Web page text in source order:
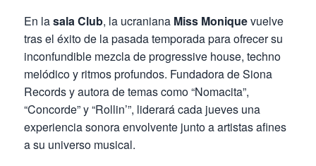
En lasala Club, la ucraniana Miss Moniquevuelve
tras el éxito de la pasada temporada para ofrecer su
inconfundible mezcla de progressive house, techno
melódico y ritmos profundos. Fundadora de Siona
Records y autora de temas como “Nomacita”,
“Concorde” y “Rollin’”, liderará cada jueves una
experiencia sonora envolvente junto a artistas afines
a su universo musical.